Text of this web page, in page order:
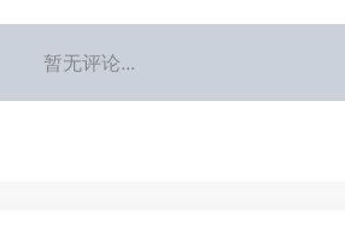
暂无评论...